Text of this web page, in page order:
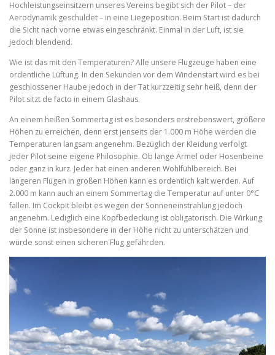
Hochleistungseinsitzern unseres Vereins begibt sich der Pilot – der
Aerodynamik geschuldet – in eine Liegeposition. Beim Start ist dadurch
die Sicht nach vorne etwas eingeschränkt. Einmal in der Luft, ist sie
jedoch blendend.
Wie ist das mit den Temperaturen? Alle unsere Flugzeuge haben eine
ordentliche Lüftung. In den Sekunden vor dem Windenstart wird es bei
geschlossener Haube jedoch in der Tat kurzzeitig sehr heiß, denn der
Pilot sitzt de facto in einem Glashaus.
An einem heißen Sommertag ist es besonders erstrebenswert, größere
Höhen zu erreichen, denn erst jenseits der 1.000 m Höhe werden die
Temperaturen langsam angenehm. Bezüglich der Kleidung verfolgt
jeder Pilot seine eigene Philosophie. Ob lange Ärmel oder Hosenbeine
oder ganz in kurz. Jeder hat einen anderen Wohlfühlbereich. Bei
längeren Flügen in großen Höhen kann es ordentlich kalt werden. Auf
2.000 m kann auch an einem Sommertag die Temperatur auf unter 0°C
fallen. Im Cockpit bleibt es wegen der Sonneneinstrahlung jedoch
angenehm. Lediglich eine Kopfbedeckung ist obligatorisch. Die Wirkung
der Sonne ist insbesondere in der Höhe nicht zu unterschätzen und
würde sonst einen sicheren Flug gefährden.